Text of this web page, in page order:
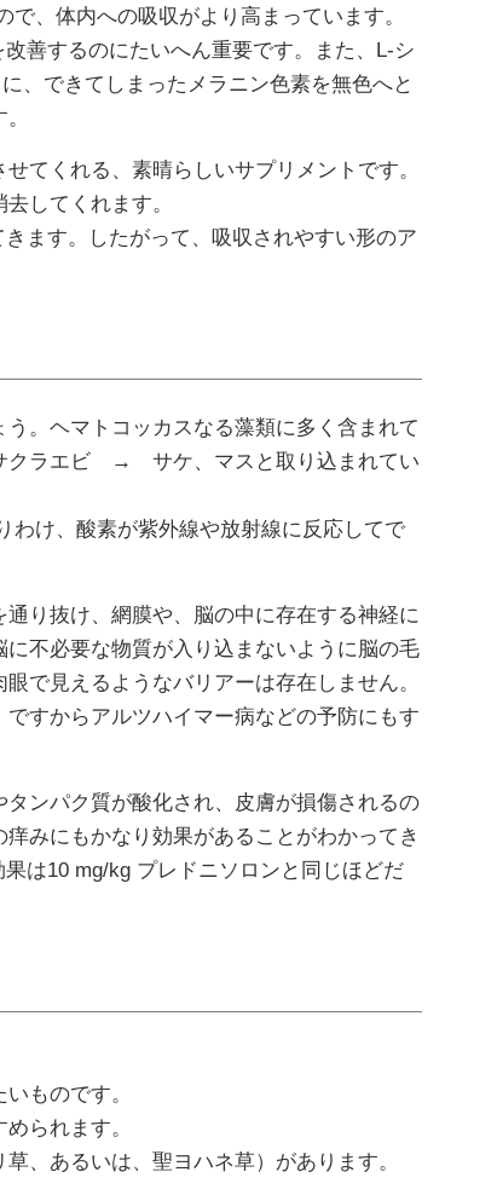
、体内への吸収がより高まっています。
善するのにたいへん重要です。また、L-シ
、できてしまったメラニン色素を無色へと
てくれる、素晴らしいサプリメントです。
してくれます。
ます。したがって、吸収されやすい形のア
。ヘマトコッカスなる藻類に多く含まれて
ラエビ → サケ、マスと取り込まれてい
わけ、酸素が紫外線や放射線に反応してで
り抜け、網膜や、脳の中に存在する神経に
不必要な物質が入り込まないように脳の毛
で見えるようなバリアーは存在しません。
すからアルツハイマー病などの予防にもす
ンパク質が酸化され、皮膚が損傷されるの
みにもかなり効果があることがわかってき
は10 mg/kg プレドニソロンと同じほどだ
ものです。
られます。
、あるいは、聖ヨハネ草）があります。